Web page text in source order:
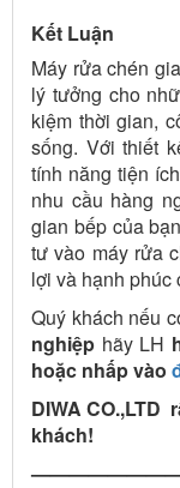
Kết Luận
Máy rửa chén
lý tưởng cho
kiệm thời gian,
sống. Với thiết
tính năng tiện
nhu cầu hàng
gian bếp của
tư vào máy rửa
lợi và hạnh phúc
Quý khách nếu
nghiệp hãy LH
hoặc nhấp vào
DIWA
khách!